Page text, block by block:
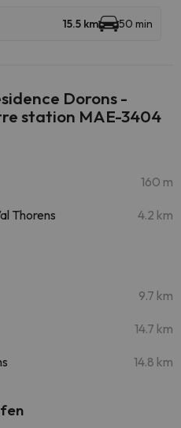
15.5 km 50 min
Dorons -
station MAE-3404
160 m
Thorens 4.2 km
9.7 km
14.7 km
14.8 km